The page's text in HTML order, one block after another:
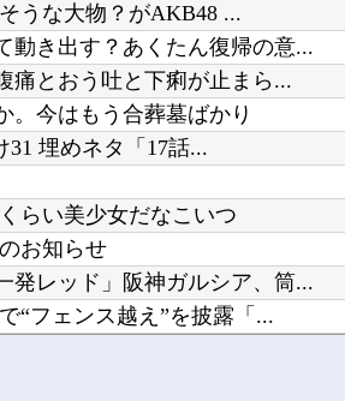
うな大物？がAKB48 ...
動き出す？あくたん復帰の意...
痛とおう吐と下痢が止まら...
。今はもう合葬墓ばかり
埋めネタ「17話...
らい美少女だなこいつ
お知らせ
発レッド」阪神ガルシア、筒...
“フェンス越え”を披露「...
」…温度は40℃程度、熱...